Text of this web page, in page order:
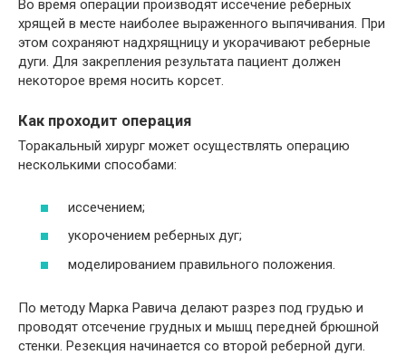
Во время операции производят иссечение реберных
хрящей в месте наиболее выраженного выпячивания. При
этом сохраняют надхрящницу и укорачивают реберные
дуги. Для закрепления результата пациент должен
некоторое время носить корсет.
Как проходит операция
Торакальный хирург может осуществлять операцию
несколькими способами:
иссечением;
укорочением реберных дуг;
моделированием правильного положения.
По методу Марка Равича делают разрез под грудью и
проводят отсечение грудных и мышц передней брюшной
стенки. Резекция начинается со второй реберной дуги.